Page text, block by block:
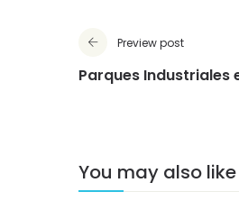
Preview post
Parques Industriales
You may also like